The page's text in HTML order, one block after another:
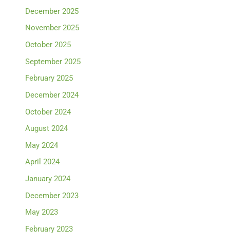
December 2025
November 2025
October 2025
September 2025
February 2025
December 2024
October 2024
August 2024
May 2024
April 2024
January 2024
December 2023
May 2023
February 2023